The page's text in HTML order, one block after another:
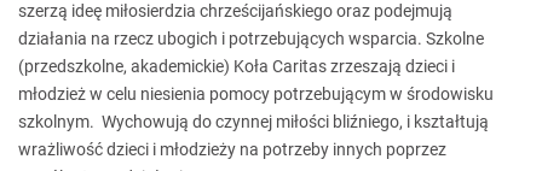
szerzą ideę miłosierdzia chrześcijańskiego oraz podejmują
działania na rzecz ubogich i potrzebujących wsparcia. Szkolne
(przedszkolne, akademickie) Koła Caritas zrzeszają dzieci i
młodzież w celu niesienia pomocy potrzebującym w środowisku
szkolnym. Wychowują do czynnej miłości bliźniego, i kształtują
wrażliwość dzieci i młodzieży na potrzeby innych poprzez